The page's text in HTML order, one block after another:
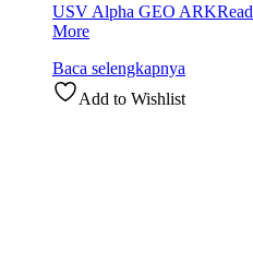
USV Alpha GEO ARKRead
More
Baca selengkapnya
Add to Wishlist